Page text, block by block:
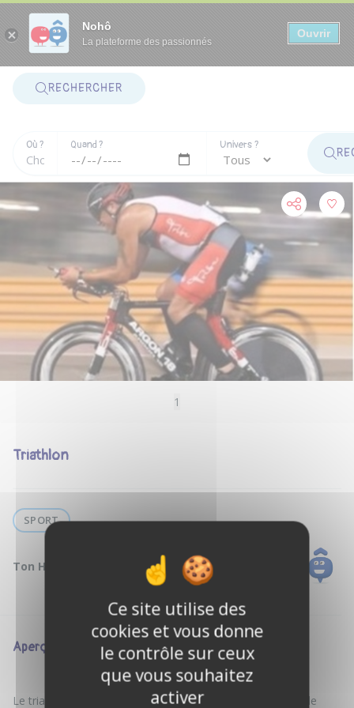
Nohô
La plateforme des passionnés
Ouvrir
RECHERCHER
Où ? Quand ? Univers ?
1
Triathlon
SPORT
Ton Hôte :
Aperçu
Le triathlon est pour moi une école de la vie, notamment le
Panneau de gestion des cookies
Ce site utilise des
cookies et vous donne
le contrôle sur ceux
que vous souhaitez
activer